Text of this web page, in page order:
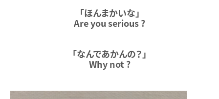
「ほんまかいな」
Are you serious ?
「なんであかんの？」
Why not ?